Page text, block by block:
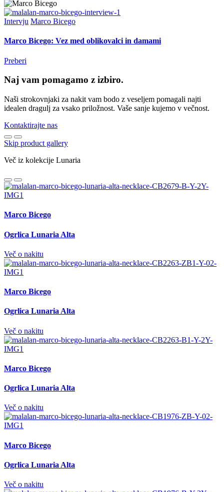
Intervju Marco Bicego
Marco Bicego: Vez med oblikovalci in damami
Preberi
Naj vam pomagamo z izbiro.
Naši strokovnjaki za nakit vam bodo z veseljem pomagali najti
idealen dragulj za vsako priložnost. Vaše sanje kujemo v večnost.
Kontaktirajte nas
Skip product gallery
Več iz kolekcije Lunaria
Marco Bicego
Ogrlica Lunaria Alta
Več o nakitu
Marco Bicego
Ogrlica Lunaria Alta
Več o nakitu
Marco Bicego
Ogrlica Lunaria Alta
Več o nakitu
Marco Bicego
Ogrlica Lunaria Alta
Več o nakitu